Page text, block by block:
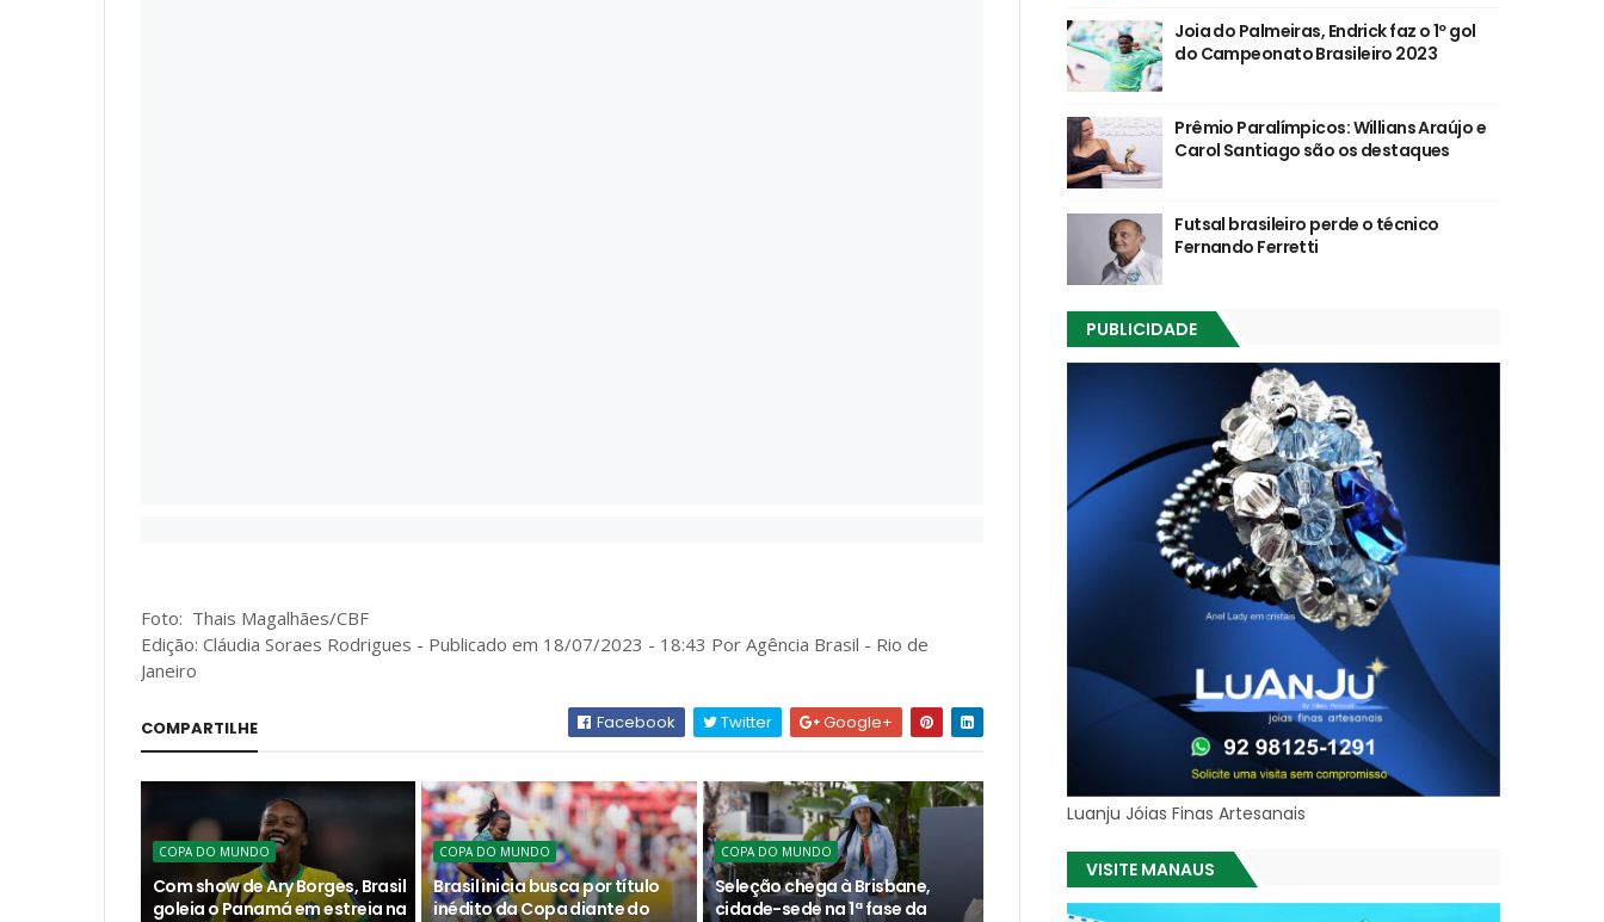
Foto: Thais Magalhães/CBF
Edição: Cláudia Soraes Rodrigues - Publicado em 18/07/2023 - 18:43 Por Agência Brasil - Rio de
Janeiro
COMPARTILHE Facebook Twitter Google+
COPA DO MUNDO
Com show de Ary Borges, Brasil
goleia o Panamá em estreia na
COPA DO MUNDO
Brasil inicia busca por título
inédito da Copa diante do
COPA DO MUNDO
Seleção chega à Brisbane,
cidade-sede na 1ª fase da
Joia do Palmeiras, Endrick faz o 1º gol
do Campeonato Brasileiro 2023
Prêmio Paralímpicos: Willians Araújo e
Carol Santiago são os destaques
Futsal brasileiro perde o técnico
Fernando Ferretti
PUBLICIDADE
Luanju Jóias Finas Artesanais
VISITE MANAUS